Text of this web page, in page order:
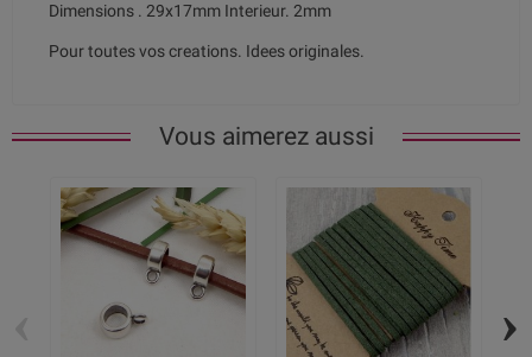
Dimensions . 29x17mm Interieur. 2mm
Pour toutes vos creations. Idees originales.
Vous aimerez aussi
›